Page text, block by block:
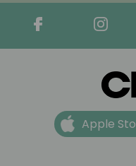
Apple